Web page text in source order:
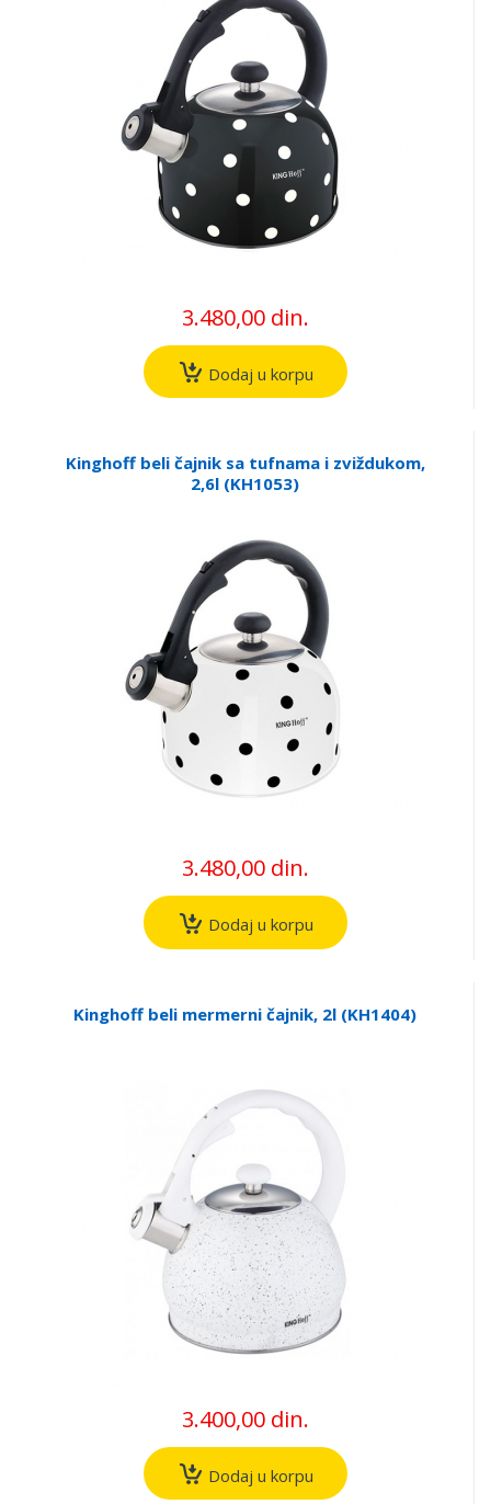
3.480,00 din.
Dodaj u korpu
Kinghoff beli čajnik sa tufnama i zviždukom,
2,6l (KH1053)
3.480,00 din.
Dodaj u korpu
Kinghoff beli mermerni čajnik, 2l (KH1404)
3.400,00 din.
Dodaj u korpu